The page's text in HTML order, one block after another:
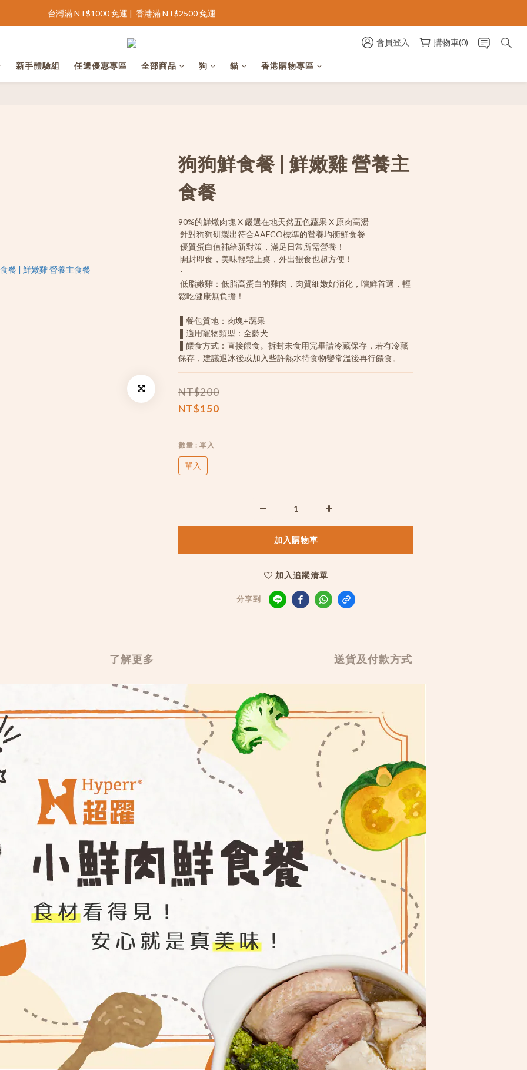
完善會員資料領 NT$100 購物金
台灣滿 NT$1000 免運 |  香港滿 NT$2500 免運
完善會員資料領 NT$100 購物金 會員登入 購物車(0)
新手體驗組 任選優惠專區 全部商品 狗 貓 香港購物專區
狗狗鮮食餐 | 鮮嫩雞 營養主
食餐
90%的鮮燉肉塊 X 嚴選在地天然五色蔬果 X 原肉高湯
針對狗狗研製出符合AAFCO標準的營養均衡鮮食餐
優質蛋白值補給新對策，滿足日常所需營養！
開封即食，美味輕鬆上桌，外出餵食也超方便！
-
鬆吃健康無負擔！
-
▌餐包質地：肉塊+蔬果
▌適用寵物類型：全齡犬
保存，建議退冰後或加入些許熱水待食物變常溫後再行餵食。
NT$200
NT$150
數量 : 單入
單入
加入購物車
加入追蹤清單
分享到
了解更多 送貨及付款方式